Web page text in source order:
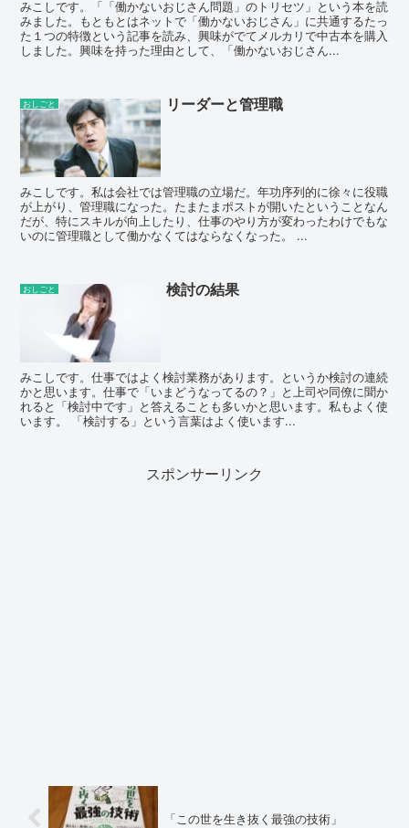
みこしです。「「働かないおじさん問題」のトリセツ」という本を読
みました。もともとはネットで「働かないおじさん」に共通するたっ
た１つの特徴という記事を読み、興味がでてメルカリで中古本を購入
しました。興味を持った理由として、「働かないおじさん...
おしごと リーダーと管理職
みこしです。私は会社では管理職の立場だ。年功序列的に徐々に役職
が上がり、管理職になった。たまたまポストが開いたということなん
だが、特にスキルが向上したり、仕事のやり方が変わったわけでもな
いのに管理職として働かなくてはならなくなった。 ...
おしごと 検討の結果
みこしです。仕事ではよく検討業務があります。というか検討の連続
かと思います。仕事で「いまどうなってるの？」と上司や同僚に聞か
れると「検討中です」と答えることも多いかと思います。私もよく使
います。 「検討する」という言葉はよく使います...
スポンサーリンク
「この世を生き抜く最強の技術」